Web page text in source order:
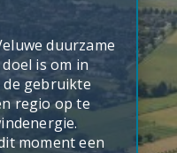
duurzame
is om in
de gebruikte
regio op te
moment een